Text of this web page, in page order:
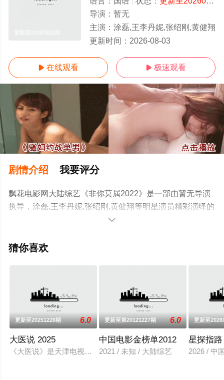
导演： 暂无
主演： 涂磊,王李丹妮,张绍刚,黄健翔
更新时间： 2026-08-03
 在线观看  极速观看
剧情介绍 我要评分
飘花电影网大陆综艺《非你莫属2022》是一部由暂无导演
执导，涂磊,王李丹妮,张绍刚,黄健翔等明星演员精彩演绎的
中国大陆综艺，手机免费观看高清无删减完整版综艺节目
或剧情网等平台了解。

猜你喜欢
更新至20251228期 6.0
大医说 2025
《大医说》是天津电视台倾力打造、重磅推出的一档高端医学
更新至第20121227期 6.0
中国电影金榜单2012
2021 / 未知 / 大陆综艺
更新至
星探指
2026 / 中